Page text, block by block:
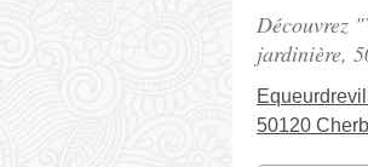
Découvrez
jardinière,
50120